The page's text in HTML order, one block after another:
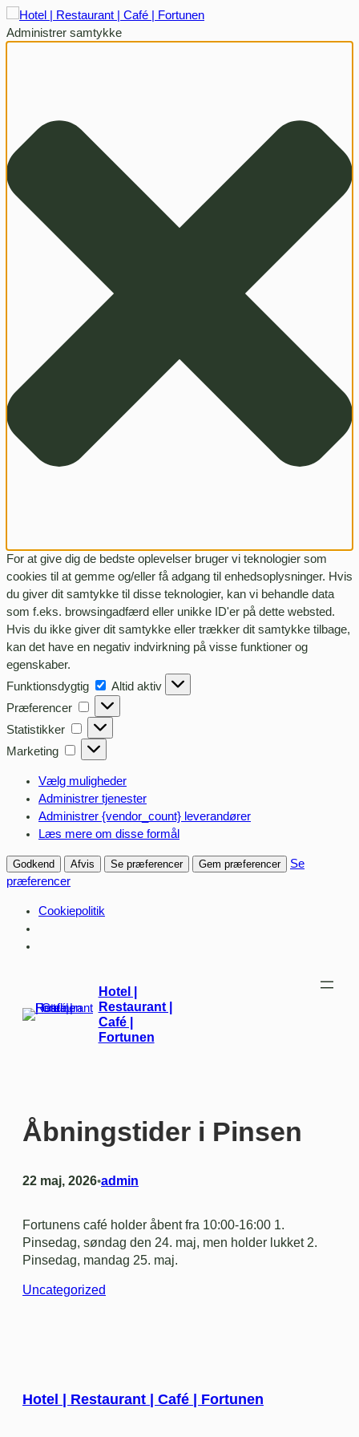
Administrer samtykke
For at give dig de bedste oplevelser bruger vi teknologier som
cookies til at gemme og/eller få adgang til enhedsoplysninger. Hvis
du giver dit samtykke til disse teknologier, kan vi behandle data
som f.eks. browsingadfærd eller unikke ID'er på dette websted.
Hvis du ikke giver dit samtykke eller trækker dit samtykke tilbage,
kan det have en negativ indvirkning på visse funktioner og
egenskaber.
Funktionsdygtig
Funktionsdygtig
Altid aktiv
Præferencer
Præferencer
Statistikker Statistikker
Marketing Marketing
Vælg muligheder
Administrer tjenester
Administrer {vendor_count} leverandører
Læs mere om disse formål
Godkend Afvis Se præferencer Gem præferencer
Se
præferencer
Cookiepolitik
indhold
Hotel |
Restaurant |
Café |
Fortunen
Åbningstider i Pinsen
22 maj, 2026•admin
Fortunens café holder åbent fra 10:00-16:00 1.
Pinsedag, søndag den 24. maj, men holder lukket 2.
Pinsedag, mandag 25. maj.
Uncategorized
Hotel | Restaurant | Café | Fortunen